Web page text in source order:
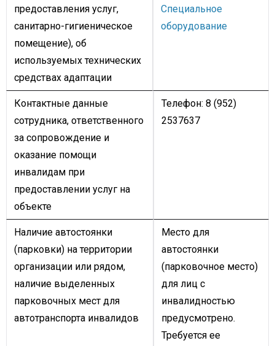
предоставления услуг,
санитарно-гигиеническое
помещение), об
используемых технических
средствах адаптации
Специальное
оборудование
Контактные данные
сотрудника, ответственного
за сопровождение и
оказание помощи
инвалидам при
предоставлении услуг на
объекте
Телефон: 8 (952)
2537637
Наличие автостоянки
(парковки) на территории
организации или рядом,
наличие выделенных
парковочных мест для
автотранспорта инвалидов
Место для
автостоянки
(парковочное место)
для лиц с
инвалидностью
предусмотрено.
Требуется ее